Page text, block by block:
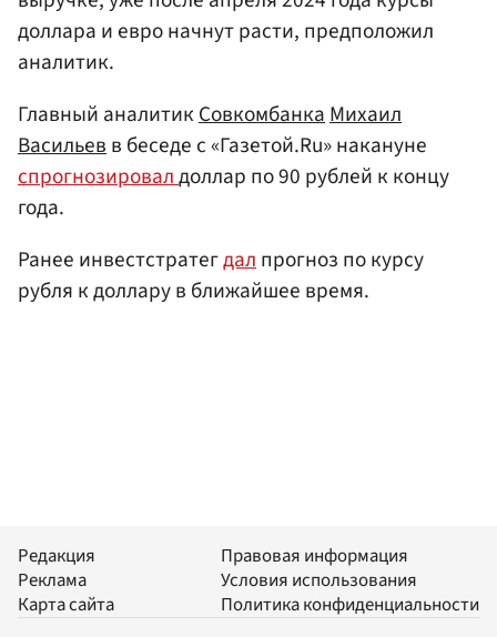
доллара и евро начнут расти, предположил
аналитик.
Главный аналитикСовкомбанкаМихаил
Васильевв беседе с «Газетой.Ru» накануне
спрогнозировалдоллар по 90 рублей к концу
года.
Ранее инвестстратегдалпрогноз по курсу
рубля к доллару в ближайшее время.
Редакция
Реклама
Карта сайта
Правовая информация
Условия использования
Политика конфиденциальности